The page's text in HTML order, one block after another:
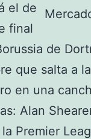
el de
final
de
que salta a
en una
Alan
Premier